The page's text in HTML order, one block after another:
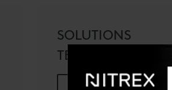
SOLUTIONS
TECHNOLOGIQUES
SE PROCURER PLUS